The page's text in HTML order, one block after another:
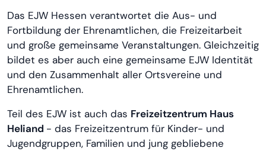
Das EJW Hessen verantwortet die Aus- und
Fortbildung der Ehrenamtlichen, die Freizeitarbeit
und große gemeinsame Veranstaltungen. Gleichzeitig
bildet es aber auch eine gemeinsame EJW Identität
und den Zusammenhalt aller Ortsvereine und
Ehrenamtlichen.
Teil des EJW ist auch das Freizeit­zentrum Haus
Heliand - das Freizeitzentrum für Kinder- und
Jugend­gruppen, Familien und jung gebliebene